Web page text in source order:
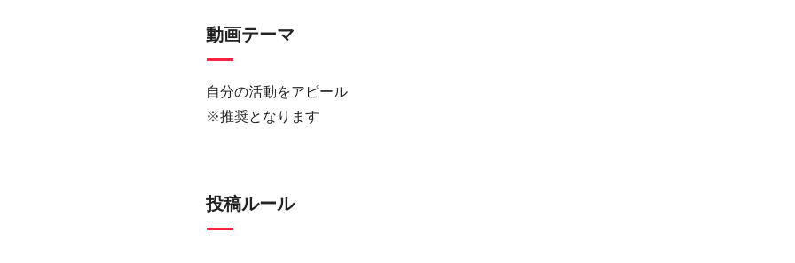
動画テーマ
自分の活動をアピール
※推奨となります
投稿ルール